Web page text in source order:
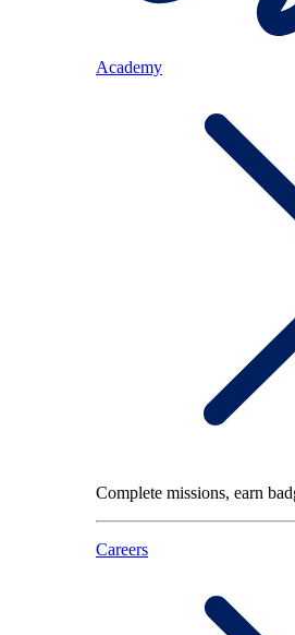
Academy
Complete missions, earn
Careers